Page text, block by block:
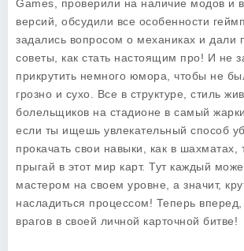
Games, проверили на наличие модов и
версий, обсудили все особенности
задались вопросом о механиках и дали
советы, как стать настоящим про! И не
прикрутить немного юмора, чтобы не
грозно и сухо. Все в структуре, стиль
болельщиков на стадионе в самый
если ты ищешь увлекательный способ
прокачать свои навыки, как в шахматах,
прыгай в этот мир карт. Тут каждый
мастером на своем уровне, а значит,
насладиться процессом! Теперь
врагов в своей личной карточной битве!